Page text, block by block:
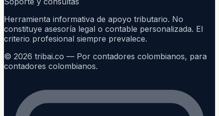
Herramienta informativa de apoyo tributario. No
constituye asesoría legal o contable personalizada. El
criterio profesional siempre prevalece.
© 2026 tribai.co — Por contadores colombianos, para
contadores colombianos.